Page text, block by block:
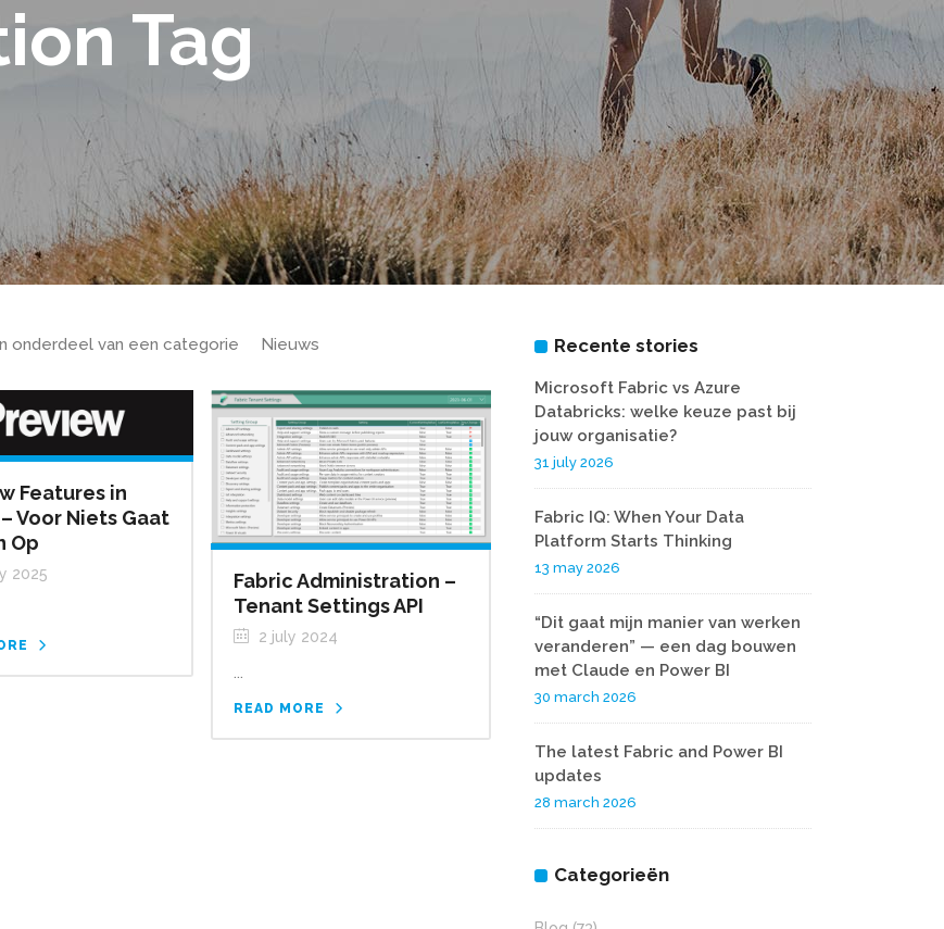
Tag
onderdeel van een categorie Nieuws
Features in
Voor Niets Gaat
Op
2025
Fabric Administration –
Tenant Settings API
2 july 2024
...
READ MORE
Recente stories
Microsoft Fabric vs Azure
Databricks: welke keuze past bij
jouw organisatie?
31 july 2026
Fabric IQ: When Your Data
Platform Starts Thinking
13 may 2026
“Dit gaat mijn manier van werken
veranderen” — een dag bouwen
met Claude en Power BI
30 march 2026
The latest Fabric and Power BI
updates
28 march 2026
Categorieën